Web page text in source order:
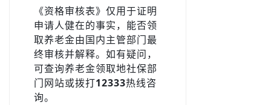
《资格审核表》仅用于证明
申请人健在的事实，能否领
取养老金由国内主管部门最
终审核并解释。如有疑问，
可查询养老金领取地社保部
门网站或拨打12333热线咨
询。